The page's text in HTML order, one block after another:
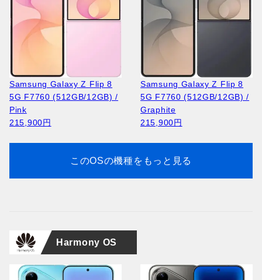
Light Pink
64,100円
64,100円
Huawei Pura 90s Pro MLN-
164,400円
Huawei Pura 90s Pro MLN-
164,400円
Mulberry Black (Global)
151,300円
Orange
207,700円
Blue
222,100円
(256GB/12GB) / Space
Black
13,400円
19,300円
19,300円
Samsung Galaxy Z Flip 8
5G F7760 (512GB/12GB) /
Pink
215,900円
Samsung Galaxy Z Flip 8
5G F7760 (512GB/12GB) /
Graphite
215,900円
このOSの機種をもっと見る
Harmony OS